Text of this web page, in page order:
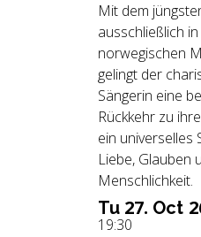
Tu 27. Oct
19:30
Mit dem
ausschließlich
norwegischen
gelingt der
Sängerin eine
Rückkehr zu
ein universelles
Liebe, Glauben
Menschlichkeit.